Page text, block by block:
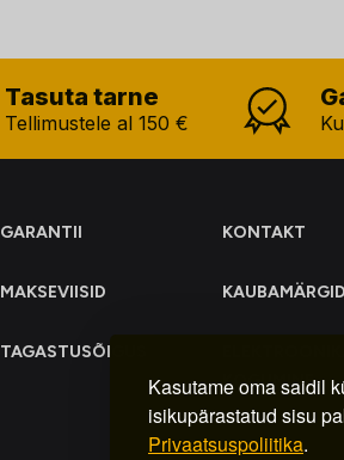
Kasutame oma saidil
isikupärastatud sisu
Privaatsuspoliitika.
Tasuta tarne
Tellimustele al 150 €
GARANTII KONTAKT
MAKSEVIISID KAUBAMÄRGID
TAGASTUSÕIGUS
KOGUMINE